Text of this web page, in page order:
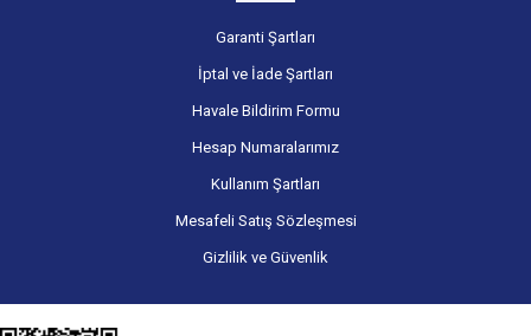
Garanti Şartları
İptal ve İade Şartları
Havale Bildirim Formu
Hesap Numaralarımız
Kullanım Şartları
Mesafeli Satış Sözleşmesi
Gizlilik ve Güvenlik